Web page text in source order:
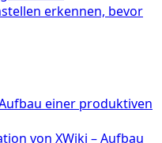
erkennen, bevor
einer produktiven
von XWiki – Aufbau